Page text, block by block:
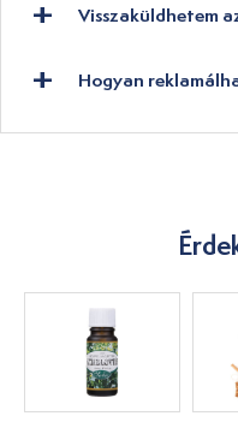
Visszaküldhetem
Hogyan